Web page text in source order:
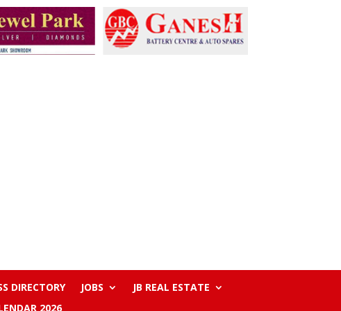
DIRECTORY JOBS
JB REAL ESTATE
2026